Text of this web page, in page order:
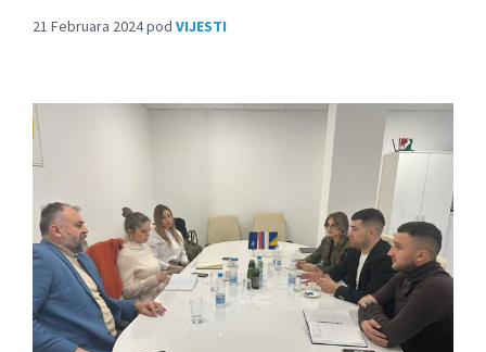
21 Februara 2024pod VIJESTI